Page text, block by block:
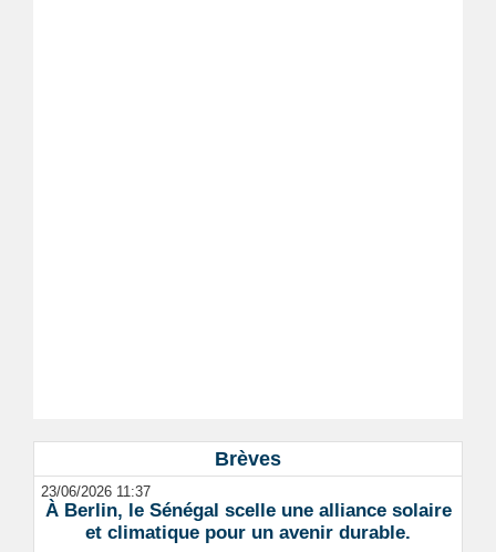
Brèves
23/06/2026 11:37
À Berlin, le Sénégal scelle une alliance solaire
et climatique pour un avenir durable.